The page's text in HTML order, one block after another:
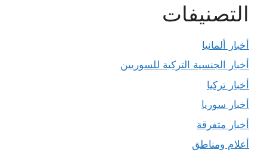
التصنيفات
أخبار ألمانيا
أخبار الجنسية التركية للسوريين
أخبار تركيا
أخبار سوريا
أخبار متفرقة
أعلام ومناطق